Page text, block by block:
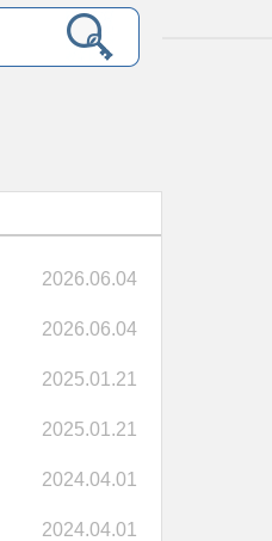
2026.06.04
2026.06.04
2025.01.21
2025.01.21
2024.04.01
2024.04.01